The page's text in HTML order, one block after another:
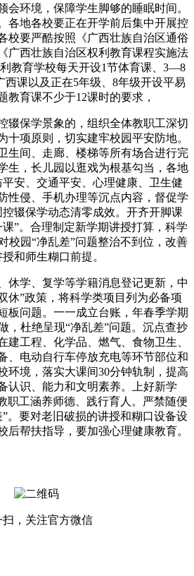
会环境，保障学生脚够的睡眠时间。
各地各校要正在开学前后集中开展控
校要严酷按照《广西壮族自治区通俗
广西壮族自治区权利教育课程实施法
教育学校每天开设1节体育课、3—8
西课以及正在5年级、8年级开设平易
教育课不少于12课时的要求，
保学景象的，组织全体教职工深切
十项原则，切实建牢校园平安防地。
生间、走廊、楼梯等所有场合进行完
生，长儿园以逛戏为根基勾当，各地
安、交通平安、心理健康、卫生健
性侵、手机办理等沉点内容，督促学
辍保学动态清零成效。开齐开脚课
”。合理制定新学期讲授打算，科学
校园“净乱差”问题整治不到位，改善
和师生糊口前提。
学、复学等学籍消息登记更新，中
休”政策，将科学类项目列为必备项
板问题。一一成立台账，年春季学期
，杜绝呈现“净乱差”问题。沉点查抄
建工程、化学品、燃气、食物卫生、
、电动自行车停放充电等环节部位和
环境，落实大课间30分钟轨制，提高
认识、能力和文明素养。上好新学
职工涵养师德、践行育人。严禁随便
。要对老旧破损的讲授和糊口设备设
后帮扶指导，要加强心理健康教育。
扫，关注官方微信